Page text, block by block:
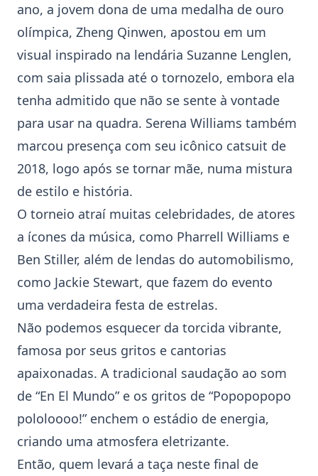
ano, a jovem dona de uma medalha de ouro
olímpica, Zheng Qinwen, apostou em um
visual inspirado na lendária Suzanne Lenglen,
com saia plissada até o tornozelo, embora ela
tenha admitido que não se sente à vontade
para usar na quadra. Serena Williams também
marcou presença com seu icônico catsuit de
2018, logo após se tornar mãe, numa mistura
de estilo e história.
O torneio atraí muitas celebridades, de atores
a ícones da música, como Pharrell Williams e
Ben Stiller, além de lendas do automobilismo,
como Jackie Stewart, que fazem do evento
uma verdadeira festa de estrelas.
Não podemos esquecer da torcida vibrante,
famosa por seus gritos e cantorias
apaixonadas. A tradicional saudação ao som
de “En El Mundo” e os gritos de “Popopopopo
pololoooo!” enchem o estádio de energia,
criando uma atmosfera eletrizante.
Então, quem levará a taça neste final de